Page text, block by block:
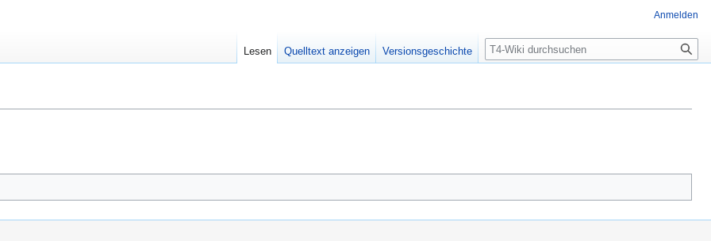
Anmelden
Lesen Quelltext anzeigen Versionsgeschichte Suche